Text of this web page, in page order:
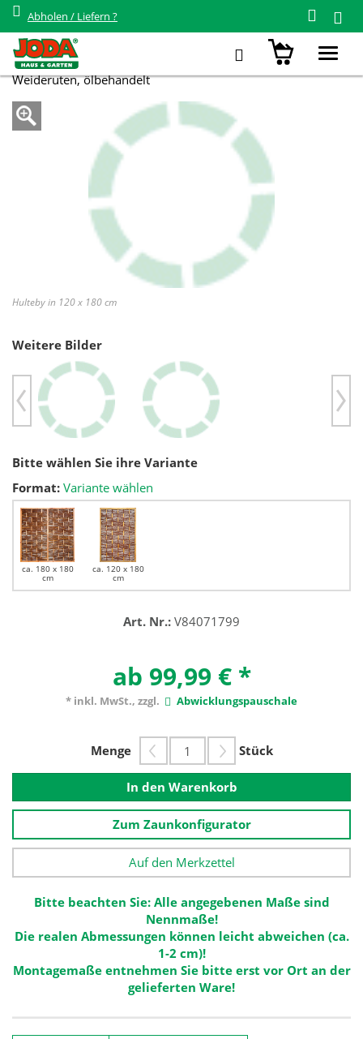
Abholen / Liefern ?
Hulteby
Weideruten, ölbehandelt
Hulteby in 120 x 180 cm
Weitere Bilder
Previous
Bitte wählen Sie ihre Variante
Format: Variante wählen
ca. 180 x 180
cm
ca. 120 x 180
cm
Art. Nr.: V84071799
ab 99,99 € *
* inkl. MwSt., zzgl. Abwicklungspauschale
Menge Stück
In den Warenkorb
Zum Zaunkonfigurator
Auf den Merkzettel
Bitte beachten Sie: Alle angegebenen Maße sind
Nennmaße!
Die realen Abmessungen können leicht abweichen (ca.
1-2 cm)!
Montagemaße entnehmen Sie bitte erst vor Ort an der
gelieferten Ware!